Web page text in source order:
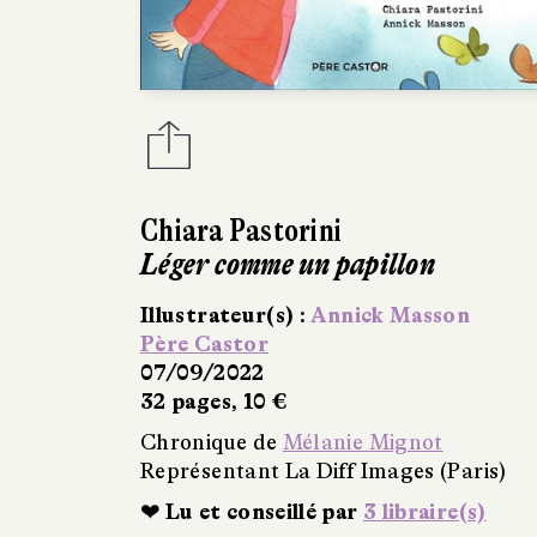
Chiara Pastorini
Léger comme un papillon
Illustrateur(s) : Annick Masson
Père Castor
07/09/2022
32 pages, 10 €
Chronique de Mélanie Mignot
Représentant La Diff Images (Paris)
❤ Lu et conseillé par 3 libraire(s)